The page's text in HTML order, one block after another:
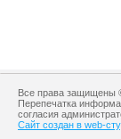
Все права защищены
Перепечатка
согласия
Сайт создан в web-